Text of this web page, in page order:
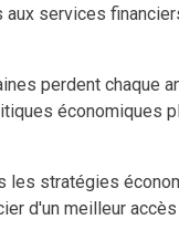
services
perdent chaque
économiques
stratégies
d'un meilleur accès